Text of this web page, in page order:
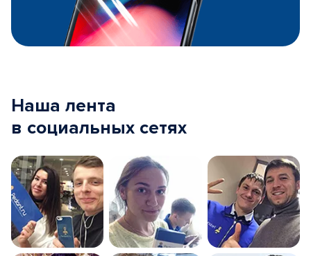
Наша лента
в социальных сетях